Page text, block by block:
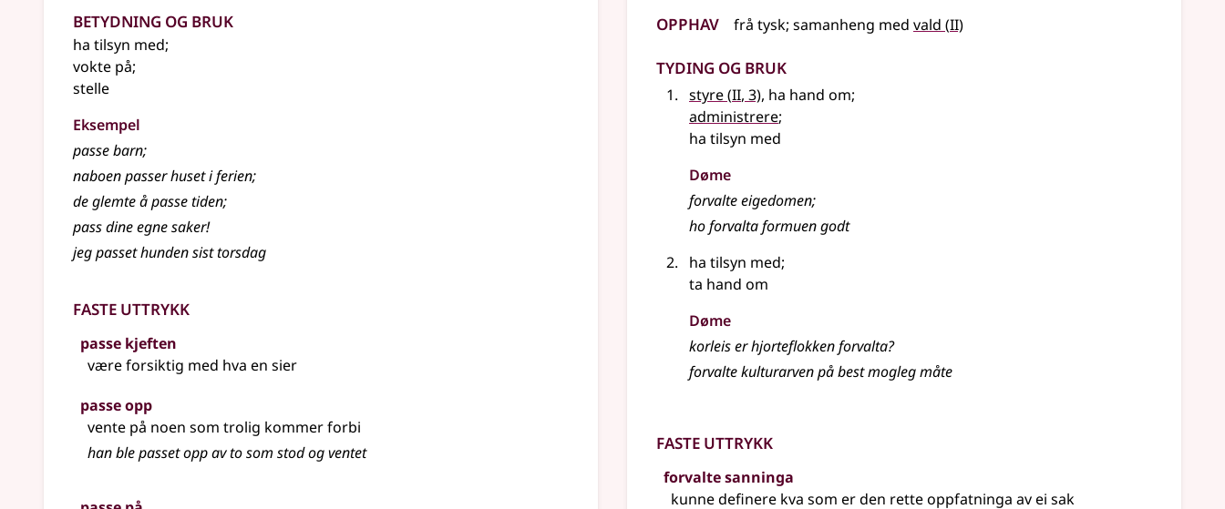
Betydning og bruk
ha tilsyn med;
vokte på;
stelle
Eksempel
passebarn;
naboen passer huset i ferien;
de glemte å passe tiden;
pass dine egne saker!
jeg passet hunden sist torsdag
Faste uttrykk
passe kjeften
være forsiktig med hva en sier
passe opp
vente på noen som trolig kommer forbi
han ble passet opp av to som stod og ventet
Opphav frå tysk; samanheng med vald (2
II)
Tyding og bruk
styre(2
II, 3), ha hand om;
administrere;
ha tilsyn med
Døme
forvalte eigedomen;
ho forvalta formuen godt
ha tilsyn med;
ta hand om
Døme
korleis er hjorteflokken forvalta?
forvalte kulturarven på best mogleg måte
Faste uttrykk
forvalte sanninga
kunne definere kva som er den rette oppfatninga av ei sak